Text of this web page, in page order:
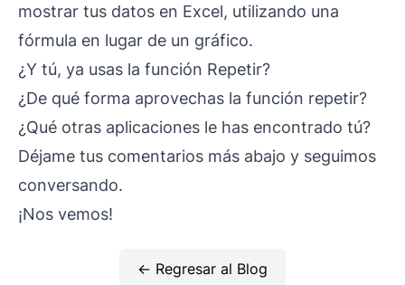
mostrar tus datos en Excel, utilizando una
fórmula en lugar de un gráfico.
¿Y tú, ya usas la función Repetir?
¿De qué forma aprovechas la función repetir?
¿Qué otras aplicaciones le has encontrado tú?
Déjame tus comentarios más abajo y seguimos
conversando.
¡Nos vemos!
← Regresar al Blog